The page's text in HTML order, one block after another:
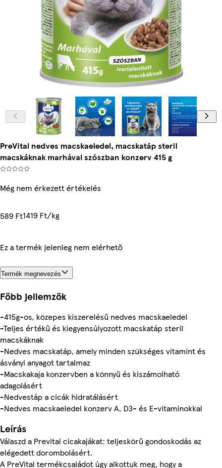
PreVital nedves macskaeledel, macskatáp steril
macskáknak marhával szószban konzerv 415 g
Még nem érkezett értékelés
589 Ft1419 Ft/kg
Ez a termék jelenleg nem elérhető
Termék megnevezés
Főbb jellemzők
-415g-os, közepes kiszerelésű nedves macskaeledel
-Teljes értékű és kiegyensúlyozott macskatáp steril
macskáknak
-Nedves macskatáp, amely minden szükséges vitamint és
ásványi anyagot tartalmaz
-Macskakaja konzervben a könnyű és kiszámolható
adagolásért
-Nedvestáp a cicák hidratálásért
-Nedves macskaeledel konzerv A, D3- és E-vitaminokkal
Leírás
Válaszd a Prevital cicakajákat: teljeskörű gondoskodás az
elégedett dorombolásért.
A PreVital termékcsaládot úgy alkottuk meg, hogy a